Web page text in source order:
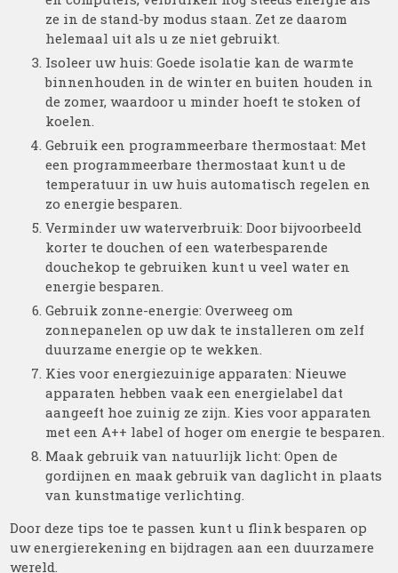
ze in de stand-by modus staan. Zet ze daarom
helemaal uit als u ze niet gebruikt.
Isoleer uw huis: Goede isolatie kan de warmte
binnenhouden in de winter en buiten houden in
de zomer, waardoor u minder hoeft te stoken of
koelen.
Gebruik een programmeerbare thermostaat: Met
een programmeerbare thermostaat kunt u de
temperatuur in uw huis automatisch regelen en
zo energie besparen.
Verminder uw waterverbruik: Door bijvoorbeeld
korter te douchen of een waterbesparende
douchekop te gebruiken kunt u veel water en
energie besparen.
Gebruik zonne-energie: Overweeg om
zonnepanelen op uw dak te installeren om zelf
duurzame energie op te wekken.
Kies voor energiezuinige apparaten: Nieuwe
apparaten hebben vaak een energielabel dat
aangeeft hoe zuinig ze zijn. Kies voor apparaten
met een A++ label of hoger om energie te besparen.
Maak gebruik van natuurlijk licht: Open de
gordijnen en maak gebruik van daglicht in plaats
van kunstmatige verlichting.
Door deze tips toe te passen kunt u flink besparen op
uw energierekening en bijdragen aan een duurzamere
wereld.